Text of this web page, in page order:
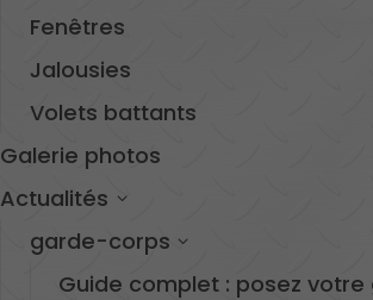
Fenêtres
Jalousies
Volets battants
Galerie photos
Actualités
garde-corps
Guide complet : posez